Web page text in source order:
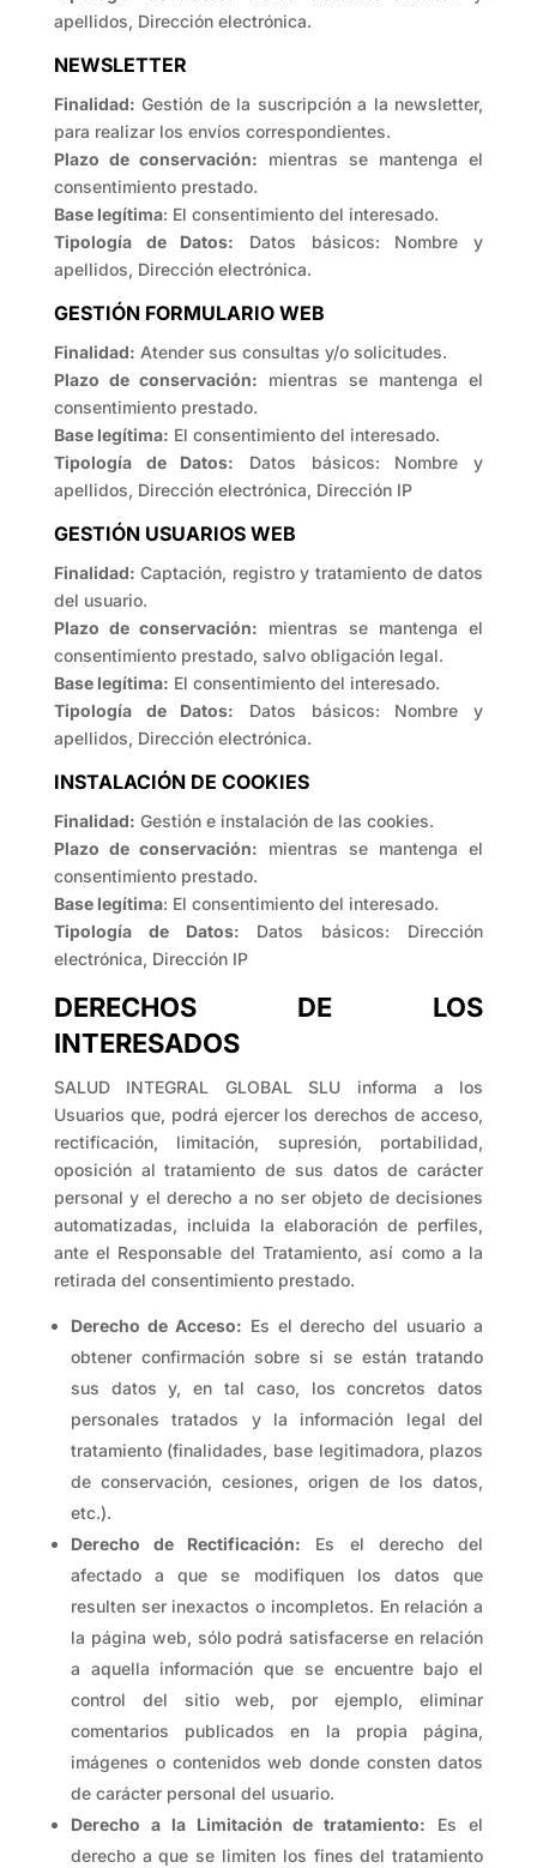
apellidos, Dirección electrónica.
NEWSLETTER
Finalidad: Gestión de la suscripción a la newsletter,
para realizar los envíos correspondientes.
Plazo de conservación: mientras se mantenga el
consentimiento prestado.
Base legítima: El consentimiento del interesado.
Tipología de Datos: Datos básicos: Nombre y
apellidos, Dirección electrónica.
GESTIÓN FORMULARIO WEB
Finalidad: Atender sus consultas y/o solicitudes.
Plazo de conservación: mientras se mantenga el
consentimiento prestado.
Base legítima: El consentimiento del interesado.
Tipología de Datos: Datos básicos: Nombre y
apellidos, Dirección electrónica, Dirección IP
GESTIÓN USUARIOS WEB
Finalidad: Captación, registro y tratamiento de datos
del usuario.
Plazo de conservación: mientras se mantenga el
consentimiento prestado, salvo obligación legal.
Base legítima: El consentimiento del interesado.
Tipología de Datos: Datos básicos: Nombre y
apellidos, Dirección electrónica.
INSTALACIÓN DE COOKIES
Finalidad: Gestión e instalación de las cookies.
Plazo de conservación: mientras se mantenga el
consentimiento prestado.
Base legítima: El consentimiento del interesado.
Tipología de Datos: Datos básicos: Dirección
electrónica, Dirección IP
DERECHOS DE LOS
INTERESADOS
SALUD INTEGRAL GLOBAL SLU informa a los
Usuarios que, podrá ejercer los derechos de acceso,
rectificación, limitación, supresión, portabilidad,
oposición al tratamiento de sus datos de carácter
personal y el derecho a no ser objeto de decisiones
automatizadas, incluida la elaboración de perfiles,
ante el Responsable del Tratamiento, así como a la
retirada del consentimiento prestado.
Derecho de Acceso: Es el derecho del usuario a
obtener confirmación sobre si se están tratando
sus datos y, en tal caso, los concretos datos
personales tratados y la información legal del
tratamiento (finalidades, base legitimadora, plazos
de conservación, cesiones, origen de los datos,
etc.).
Derecho de Rectificación: Es el derecho del
afectado a que se modifiquen los datos que
resulten ser inexactos o incompletos. En relación a
la página web, sólo podrá satisfacerse en relación
a aquella información que se encuentre bajo el
control del sitio web, por ejemplo, eliminar
comentarios publicados en la propia página,
imágenes o contenidos web donde consten datos
de carácter personal del usuario.
Derecho a la Limitación de tratamiento: Es el
derecho a que se limiten los fines del tratamiento